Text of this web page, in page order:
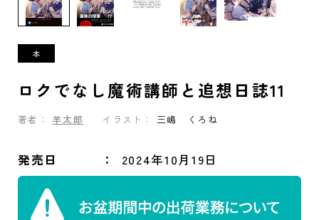
ロクでなし魔術講師と追想日誌11
著者： 羊太郎 イラスト： 三嶋 くろね
発売日 2024年10月19日